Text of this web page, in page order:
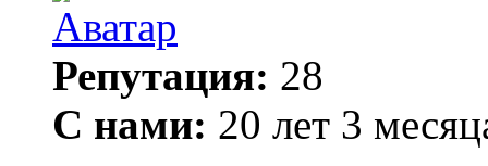
Репутация: 28
С нами: 20 лет 3